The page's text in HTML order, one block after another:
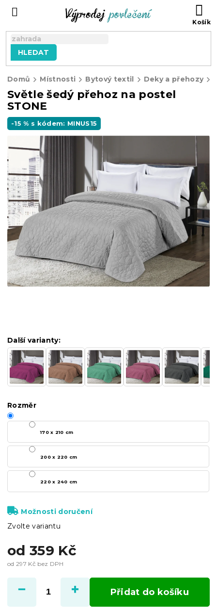
HLEDAT
Domů Místnosti Bytový textil Deky a přehozy
Světle šedý přehoz na postel
STONE
-15 % s kódem: MINUS15
od 359 Kč
od 297 Kč bez DPH
cena:
Zvolte variantu
Další varianty:
Rozměr
170 x 210 cm
200 x 220 cm
220 x 240 cm
Možnosti doručení
Přidat do košíku